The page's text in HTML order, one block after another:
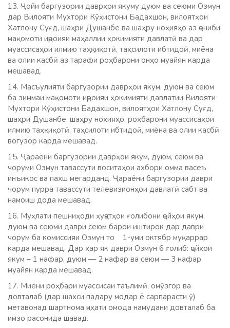
13. Ҷойи баргузории даврҳои якуму дуюм ва сеюми Озмун
дар Вилояти Мухтори Кӯҳистони Бадахшон, вилоятҳои
Хатлону Суғд, шаҳри Душанбе ва шаҳру ноҳияҳо аз ҷониби
мақомоти иҷроияи маҳаллии ҳокимияти давлатӣ ва дар
муассисаҳои илмию таҳқиқотӣ, таҳсилоти ибтидоӣ, миёна
ва олии касбӣ аз тарафи роҳбарони онҳо муайян карда
мешавад.
14. Масъулияти баргузории даврҳои якум, дуюм ва сеюм
ба зиммаи мақомоти иҷроияи ҳокимияти давлатии Вилояти
Мухтори Кӯҳистони Бадахшон, вилоятҳои Хатлону Суғд,
шаҳри Душанбе, шаҳру ноҳияҳо, роҳбарони муассисаҳои
илмию таҳқиқотӣ, таҳсилоти ибтидоӣ, миёна ва олии касбӣ
вогузор карда мешавад.
15. Ҷараёни баргузории даврҳои якум, дуюм, сеюм ва
чоруми Озмун тавассути воситаҳои ахбори омма васеъ
инъикос ва пахш мегарданд. Ҷараёни баргузории даври
чорум пурра тавассути телевизионҳои давлатӣ сабт ва
намоиш дода мешавад.
16. Муҳлати пешниҳоди ҳуҷҷатҳои ғолибони ҷойҳои якум,
дуюм ва сеюми даври сеюм барои иштирок дар даври
чорум ба комиссияи Озмун то 1-уми октябр муқаррар
карда мешавад. Дар ҳар як даври Озмун 6 ғолиб: ҷойҳои
якум – 1 нафар, дуюм — 2 нафар ва сеюм — 3 нафар
муайян карда мешавад.
17. Миёни роҳбари муассисаи таълимӣ, омӯзгор ва
довталаб (дар шахси падару модар ё сарпарасти ӯ)
метавонад шартнома ҷиҳати омода намудани довталаб ба
имзо расонида шавад.